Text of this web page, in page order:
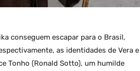
conseguem escapar para o Brasil,
as identidades de Vera e
Tonho (Ronald Sotto), um humilde